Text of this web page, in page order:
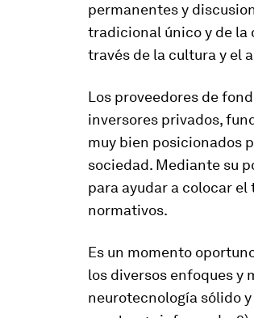
permanentes y
tradicional único y de la
través de la cultura y el
Los proveedores de
inversores privados,
muy bien posicionados
sociedad. Mediante su
para ayudar a colocar
normativos.
Es un momento
los diversos enfoques y
neurotecnología sólido